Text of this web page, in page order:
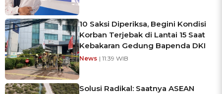
10 Saksi Diperiksa, Begini Kondisi
Korban Terjebak di Lantai 15 Saat
Kebakaran Gedung Bapenda DKI
News | 11:39 WIB
Solusi Radikal: Saatnya ASEAN